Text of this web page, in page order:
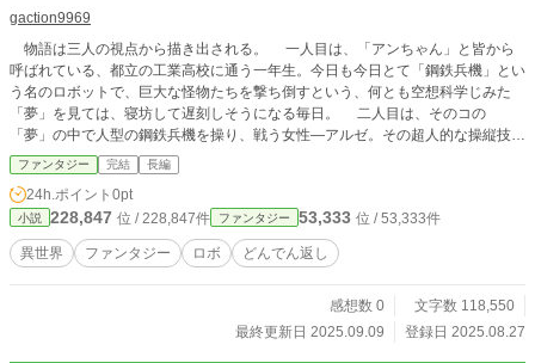
再開する。しかし、それ自体が敵側の罠であった。迫り来る魔勇者率いる敵の勢
女の思惑。駆けつけた勇者アキヒロと、魔女。そして復活する虚神ゲルドパン。
聖女の隠していた秘密が明かされ、過去から今に続く、人の意思を神にぶつけ
る。最後、英雄を託された少女と、魔勇者、その一騎打ちの決着をもって物語は
終わる。 エピローグ ウドド運行列車にまつわる授業を終えた教師は、自宅へ帰
り、そこに待つ自分の家族たちとの生活を噛み締め、いつかの記憶に想いを馳せ
る。
gaction9969
物語は三人の視点から描き出される。 一人目は、「アンちゃん」と皆から
呼ばれている、都立の工業高校に通う一年生。今日も今日とて「鋼鉄兵機」とい
う名のロボットで、巨大な怪物たちを撃ち倒すという、何とも空想科学じみた
「夢」を見ては、寝坊して遅刻しそうになる毎日。 二人目は、そのコの
「夢」の中で人型の鋼鉄兵機を操り、戦う女性―アルゼ。その超人的な操縦技術
によって次々と敵を屠っていくその姿に、少女はいつしかのめり込んでいく。
三人目は、直近の記憶を失い地底をさまよう謎の人物―「ヤクモ ミノル」。
まったくもって全てが不明状態のまま、閉じ込められた「洞穴」の中を何とか脱
出へ向けて四苦八苦するのであった…… 三つの視点がひとつに重なり合う
時、世界は二反転三反転していく――
ファンタジー 完結 長編
24h.ポイント 0pt
小説 228,847 位 / 228,847件 ファンタジー 53,333 位 / 53,333件
異世界 ファンタジー ロボ どんでん返し
感想数 0
文字数 118,550
最終更新日 2025.09.09
登録日 2025.08.27